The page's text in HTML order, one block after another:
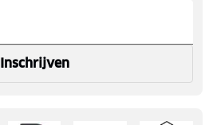
Inschrijven